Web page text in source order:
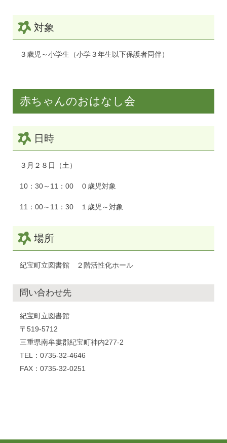
対象
３歳児～小学生（小学３年生以下保護者同伴）
赤ちゃんのおはなし会
日時
３月２８日（土）
10：30～11：00 ０歳児対象
11：00～11：30 １歳児～対象
場所
紀宝町立図書館 ２階活性化ホール
問い合わせ先
紀宝町立図書館
〒519-5712
三重県南牟婁郡紀宝町神内277-2
TEL：0735-32-4646
FAX：0735-32-0251